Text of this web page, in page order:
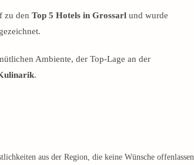
zu den Top 5 Hotels in Grossarl und wurde
Ambiente, der Top-Lage an der
.
aus der Region, die keine Wünsche offenlassen.